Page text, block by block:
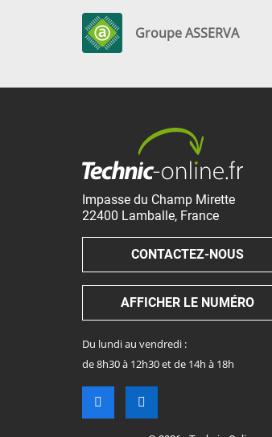
Groupe ASSERVA
Impasse du Champ Mirette
22400 Lamballe, France
CONTACTEZ-NOUS
AFFICHER LE NUMÉRO
Du lundi au vendredi :
de 8h30 à 12h30 et de 14h à 18h